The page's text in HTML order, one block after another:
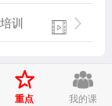
重点

我的课
训 